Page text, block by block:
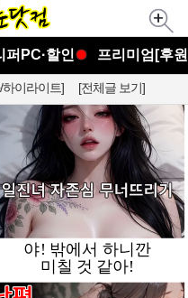
퍼PC·할인 프리미엄[후
하이라이트] [전체글 보기]